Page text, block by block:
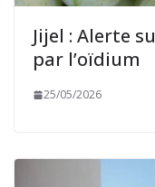
Jijel : Alerte
par l’oïdium
25/05/2026